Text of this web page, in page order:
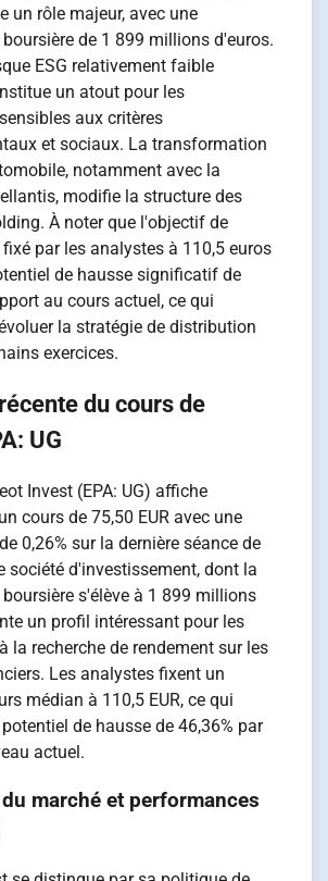
un rôle majeur, avec une
de 1 899 millions d'euros.
ESG relativement faible
un atout pour les
aux critères
et sociaux. La transformation
notamment avec la
modifie la structure des
À noter que l'objectif de
par les analystes à 110,5 euros
de hausse significatif de
au cours actuel, ce qui
la stratégie de distribution
exercices.
du cours de
UG
Invest (EPA: UG) affiche
cours de 75,50 EUR avec une
0,26% sur la dernière séance de
société d'investissement, dont la
s'élève à 1 899 millions
un profil intéressant pour les
la recherche de rendement sur les
Les analystes fixent un
médian à 110,5 EUR, ce qui
de hausse de 46,36% par
actuel.
marché et performances